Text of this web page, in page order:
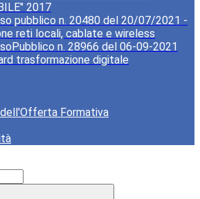
2017
pubblico n. 20480 del 20/07/2021 -
reti locali, cablate e wireless
n. 28966 del 06-09-2021
trasformazione digitale
dell'Offerta Formativa